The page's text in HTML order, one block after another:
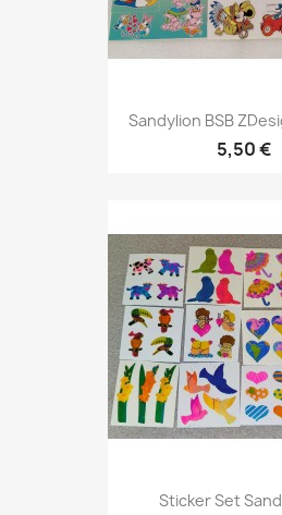
Sandylion BSB
5,50 €
Sticker Set